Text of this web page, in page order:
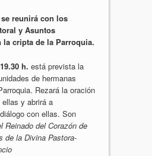
se reunirá con los
y Asuntos
la cripta de la Parroquia.
19.30 h. está prevista la
de hermanas
Rezará la oración
y abrirá a
con ellas. Son
Reinado del Corazón de
de la Divina Pastora-